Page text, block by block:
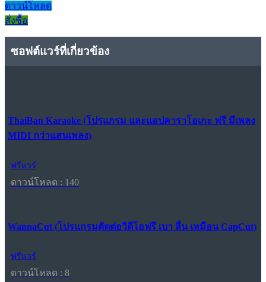
ดาวน์โหลด
สั่งซื้อ
ซอฟต์แวร์ที่เกี่ยวข้อง
ThaiBan Karaoke (โปรแกรม และแอปคาราโอเกะ ฟรี มีเพลง
MIDI กว่าแสนเพลง)
ฟรีแวร์
ดาวน์โหลด : 140
WannaCut (โปรแกรมตัดต่อวิดีโอฟรี เบา ลื่น เหมือน CapCut)
ฟรีแวร์
ดาวน์โหลด : 8